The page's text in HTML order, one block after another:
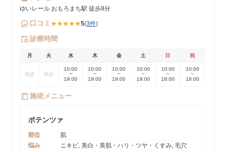
ゆいレール おもろまち駅 徒歩8分
口コミ ★★★★★5(3件)
診療時間
月 火 水 木 金 土 日 祝
休診 休診
10:00
~
19:00
10:00
~
19:00
10:00
~
19:00
10:00
~
19:00
10:00
~
18:00
10:00
~
18:00
施術メニュー
ポテンツァ
部位
肌
悩み
ニキビ, 美白・美肌・ハリ・ツヤ・くすみ, 毛穴